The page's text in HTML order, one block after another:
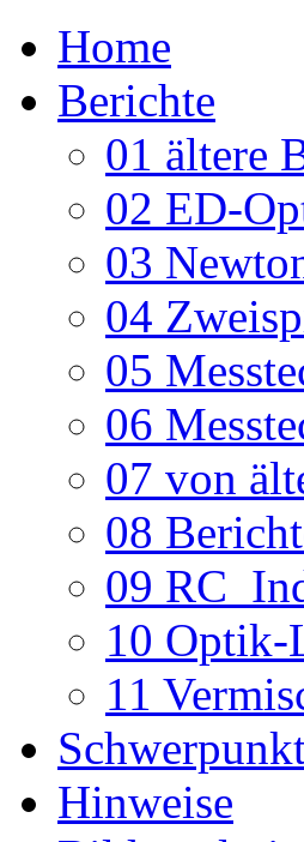
Home
Berichte
01 ältere
02 ED-
03
04
05
06
07 von
08
09
10 Optik-
11
Hinweise